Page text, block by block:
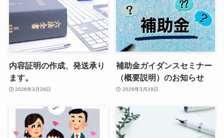
内容証明の作成、発送承り
ます。
2026年3月29日
補助金ガイダンスセミナー
（概要説明）のお知らせ
2026年3月29日